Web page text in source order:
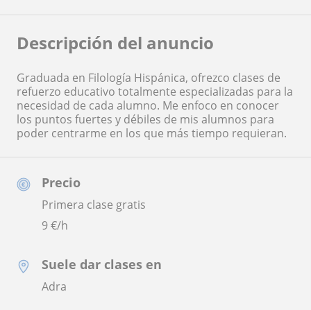
Precio
Primera clase gratis
9€/h
Suele dar clases en
Adra
Descripción del anuncio
Graduada en Filología Hispánica, ofrezco clases de
refuerzo educativo totalmente especializadas para la
necesidad de cada alumno. Me enfoco en conocer
los puntos fuertes y débiles de mis alumnos para
poder centrarme en los que más tiempo requieran.